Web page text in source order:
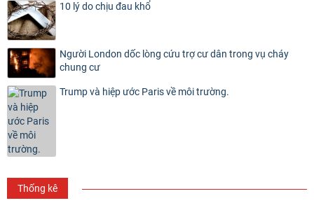
10 lý do chịu đau khổ
Người London dốc lòng cứu trợ cư dân trong vụ cháy
chung cư
Trump và hiệp ước Paris về môi trường.
Thống kê